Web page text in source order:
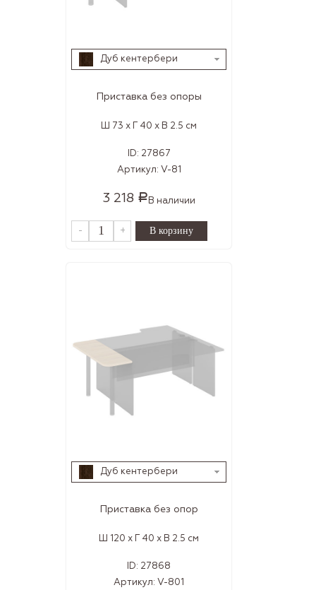
Дуб кентербери
Приставка без опоры
Ш 73 x Г 40 x В 2.5 см
ID: 27867
Артикул: V-81
3 218 Р В наличии
- +
Дуб кентербери
Приставка без опор
Ш 120 x Г 40 x В 2.5 см
ID: 27868
Артикул: V-801